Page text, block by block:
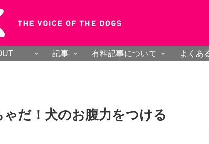
記事 有料記事について よくあ
だ！犬のお腹力をつける